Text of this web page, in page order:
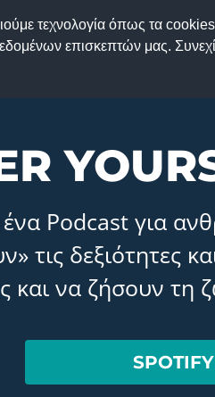
τεχνολογία όπως τα
επισκεπτών μας.
Podcast για
τις δεξιότητες
και να ζήσουν τη
SPOTIFY